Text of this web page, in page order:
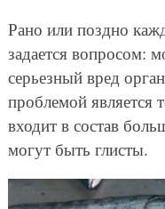
Рано или поздно
задается вопросом:
серьезный вред
проблемой является
входит в состав
могут быть глисты.